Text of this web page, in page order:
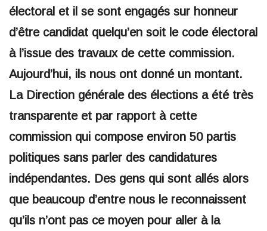
électoral et il se sont engagés sur honneur
d’être candidat quelqu’en soit le code électoral
à l’issue des travaux de cette commission.
Aujourd’hui, ils nous ont donné un montant.
La Direction générale des élections a été très
transparente et par rapport à cette
commission qui compose environ 50 partis
politiques sans parler des candidatures
indépendantes. Des gens qui sont allés alors
que beaucoup d’entre nous le reconnaissent
qu’ils n’ont pas ce moyen pour aller à la